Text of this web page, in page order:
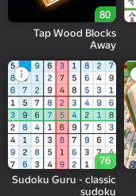
80
Tap Wood Blocks
Away
76
Sudoku Guru - classic
sudoku